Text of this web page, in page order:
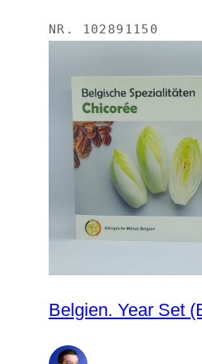
NR. 102891150